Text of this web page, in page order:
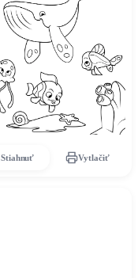
Stiahnuť Vytlačiť